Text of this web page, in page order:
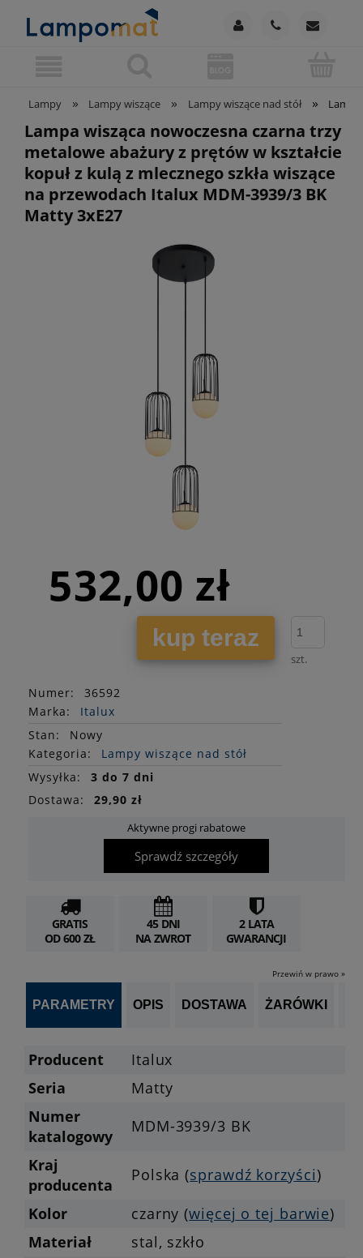
Lampy » Lampy wiszące » Lampy wiszące nad stół »
Lampa wisząca nowoczesna czarna trzy
metalowe abażury z prętów w kształcie
kopuł z kulą z mlecznego szkła wiszące
na przewodach Italux MDM-3939/3 BK
Matty 3xE27
532,00 zł
kup teraz
szt.
Numer:
36592
Marka:
Italux
Stan:
Nowy
Kategoria:
Lampy wiszące nad stół
Wysyłka:
3 do 7 dni
Dostawa:
29,90 zł
Aktywne progi rabatowe
Sprawdź szczegóły
GRATIS
OD 600 ZŁ
45 DNI
NA ZWROT
2 LATA
GWARANCJI
Przewiń w prawo »
PARAMETRY OPIS DOSTAWA ŻARÓWKI
Producent
Italux
Seria
Matty
Numer
katalogowy
MDM-3939/3 BK
Kraj
producenta
Polska (sprawdź korzyści)
Kolor
czarny (więcej o tej barwie)
Materiał
stal, szkło